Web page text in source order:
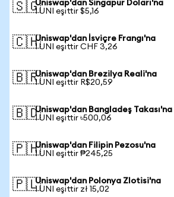
🇸🇬Uniswap'dan Singapur Doları'na
1 UNI eşittir $5,16
🇨🇭Uniswap'dan İsviçre Frangı'na
1 UNI eşittir CHF 3,26
🇧🇷Uniswap'dan Brezilya Reali'na
1 UNI eşittir R$20,59
🇧🇩Uniswap'dan Bangladeş Takası'na
1 UNI eşittir ৳500,06
🇵🇭Uniswap'dan Filipin Pezosu'na
1 UNI eşittir ₱245,25
🇵🇱Uniswap'dan Polonya Zlotisi'na
1 UNI eşittir zł 15,02